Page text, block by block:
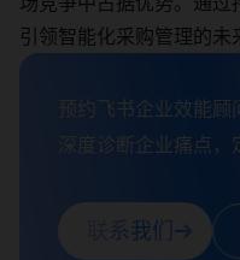
引领智能化采购管理的未
预约飞书企业效能顾
深度诊断企业痛点，
联系我们